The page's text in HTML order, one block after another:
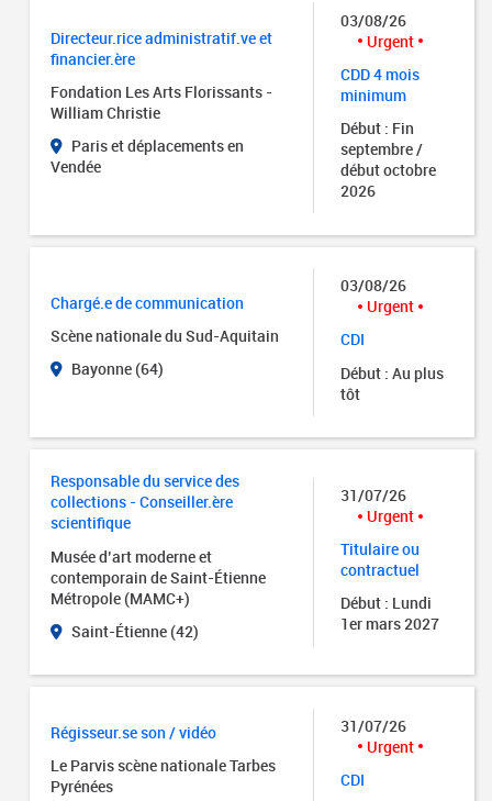
Directeur.rice administratif.ve et
financier.ère
Fondation Les Arts Florissants -
William Christie
Paris et déplacements en
Vendée
03/08/26
Urgent
CDD 4 mois
minimum
Début : Fin
septembre /
début octobre
2026
Chargé.e de communication
Scène nationale du Sud-Aquitain
Bayonne (64)
03/08/26
Urgent
CDI
Début : Au plus
tôt
Responsable du service des
collections - Conseiller.ère
scientifique
Musée d’art moderne et
contemporain de Saint-Étienne
Métropole (MAMC+)
Saint-Étienne (42)
31/07/26
Urgent
Titulaire ou
contractuel
Début : Lundi
1er mars 2027
Régisseur.se son / vidéo
Le Parvis scène nationale Tarbes
Pyrénées
31/07/26
Urgent
CDI